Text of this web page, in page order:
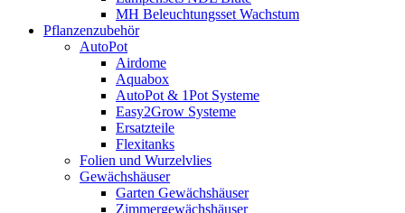
MH Beleuchtungsset Wachstum
Pflanzenzubehör
AutoPot
Airdome
Aquabox
AutoPot & 1Pot Systeme
Easy2Grow Systeme
Ersatzteile
Flexitanks
Folien und Wurzelvlies
Gewächshäuser
Garten Gewächshäuser
Zimmergewächshäuser